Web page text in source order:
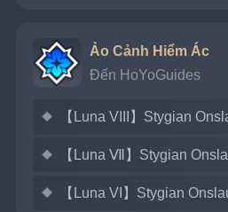
Ảo Cảnh Hiểm Ác
Đến HoYoGuides